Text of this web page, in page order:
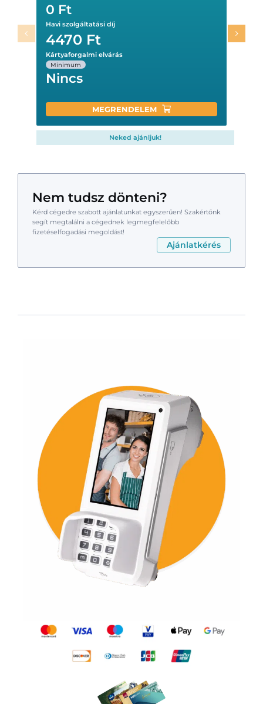
0 Ft
Havi szolgáltatási díj
4470 Ft
Kártyaforgalmi elvárás
Minimum
Nincs
MEGRENDELEM
Neked ajánljuk!
Nem tudsz dönteni?
Kérd cégedre szabott ajánlatunkat egyszerűen! Szakértőnk
segít megtalálni a cégednek legmegfelelőbb
fizetéselfogadási megoldást!
Ajánlatkérés